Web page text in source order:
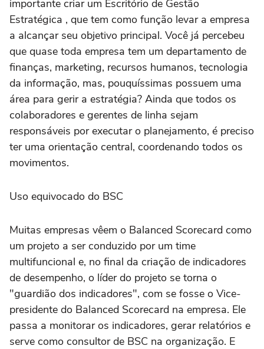
importante criar um Escritório de Gestão
Estratégica , que tem como função levar a empresa
a alcançar seu objetivo principal. Você já percebeu
que quase toda empresa tem um departamento de
finanças, marketing, recursos humanos, tecnologia
da informação, mas, pouquíssimas possuem uma
área para gerir a estratégia? Ainda que todos os
colaboradores e gerentes de linha sejam
responsáveis por executar o planejamento, é preciso
ter uma orientação central, coordenando todos os
movimentos.
Uso equivocado do BSC
Muitas empresas vêem o Balanced Scorecard como
um projeto a ser conduzido por um time
multifuncional e, no final da criação de indicadores
de desempenho, o líder do projeto se torna o
"guardião dos indicadores", com se fosse o Vice-
presidente do Balanced Scorecard na empresa. Ele
passa a monitorar os indicadores, gerar relatórios e
serve como consultor de BSC na organização. E